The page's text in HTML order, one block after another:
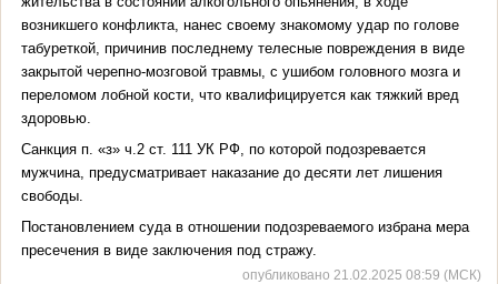
возникшего конфликта, нанес своему знакомому удар по голове
табуреткой, причинив последнему телесные повреждения в виде
закрытой черепно-мозговой травмы, с ушибом головного мозга и
переломом лобной кости, что квалифицируется как тяжкий вред
здоровью.
Санкция п. «з» ч.2 ст. 111 УК РФ, по которой подозревается
мужчина, предусматривает наказание до десяти лет лишения
свободы.
Постановлением суда в отношении подозреваемого избрана мера
пресечения в виде заключения под стражу.
опубликовано 21.02.2025 08:59 (МСК)